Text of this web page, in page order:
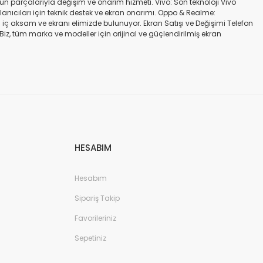
parçalarıyla değişim ve onarım hizmeti. Vivo: Son teknoloji Vivo
için teknik destek ve ekran onarımı. Oppo & Realme:
ve ekranı elimizde bulunuyor. Ekran Satışı ve Değişimi Telefon
Biz, tüm marka ve modeller için orijinal ve güçlendirilmiş ekran
değişimi ve tamiri Batarya değişimi Neden Bizi Tercih Etmelisiniz?
HESABIM
Hesabım
Sipariş Takip
Favorileriniz
Sepetiniz